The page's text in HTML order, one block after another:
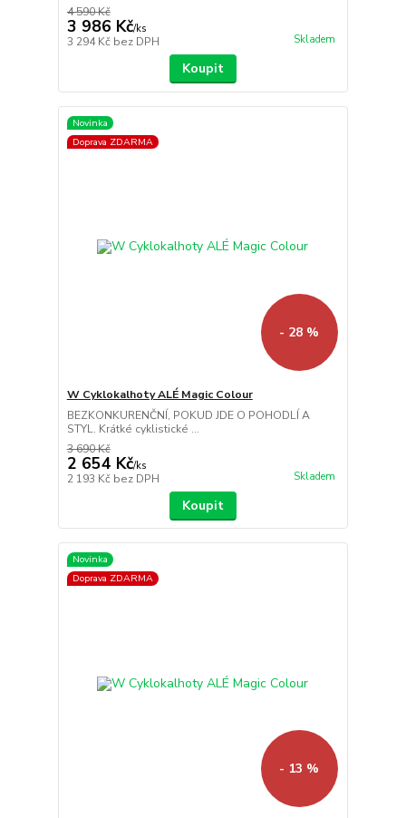
4 590 Kč
3 986 Kč/ks
3 294 Kč bez DPH Skladem
Koupit
Novinka
Doprava ZDARMA
- 28 %
W Cyklokalhoty ALÉ Magic Colour
BEZKONKURENČNÍ, POKUD JDE O POHODLÍ A
STYL. Krátké cyklistické ...
3 690 Kč
2 654 Kč/ks
2 193 Kč bez DPH Skladem
Koupit
Novinka
Doprava ZDARMA
- 13 %